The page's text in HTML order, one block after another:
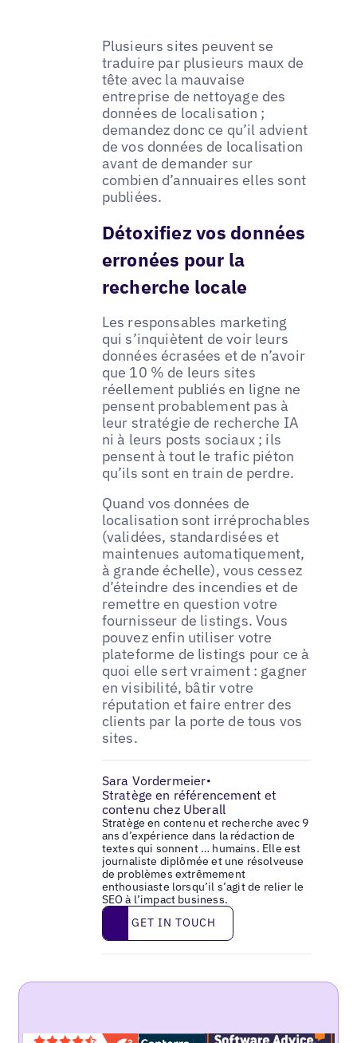
Plusieurs sites peuvent se
traduire par plusieurs maux de
tête avec la mauvaise
entreprise de nettoyage des
données de localisation ;
demandez donc ce qu’il advient
de vos données de localisation
avant de demander sur
combien d’annuaires elles sont
publiées.
Détoxifiez vos données
erronées pour la
recherche locale
Les responsables marketing
qui s’inquiètent de voir leurs
données écrasées et de n’avoir
que 10 % de leurs sites
réellement publiés en ligne ne
pensent probablement pas à
leur stratégie de recherche IA
ni à leurs posts sociaux ; ils
pensent à tout le trafic piéton
qu’ils sont en train de perdre.
Quand vos données de
localisation sont irréprochables
(validées, standardisées et
maintenues automatiquement,
à grande échelle), vous cessez
d’éteindre des incendies et de
remettre en question votre
fournisseur de listings. Vous
pouvez enfin utiliser votre
plateforme de listings pour ce à
quoi elle sert vraiment : gagner
en visibilité, bâtir votre
réputation et faire entrer des
clients par la porte de tous vos
sites.
Sara Vordermeier•
Stratège en référencement et
contenu chez Uberall
Stratège en contenu et recherche avec 9
ans d’expérience dans la rédaction de
textes qui sonnent … humains. Elle est
journaliste diplômée et une résolveuse
de problèmes extrêmement
enthousiaste lorsqu’il s’agit de relier le
SEO à l’impact business.
Get in touch
GET IN TOUCH